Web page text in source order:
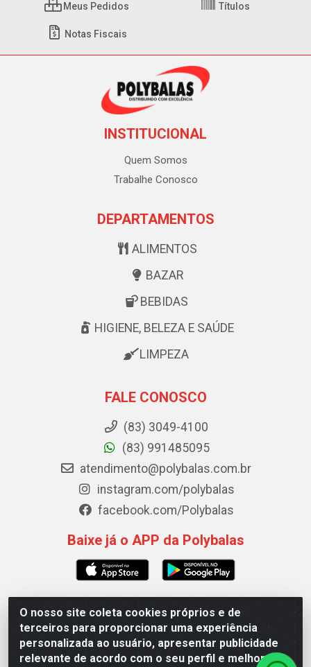
O nosso site coleta cookies próprios e de
terceiros para proporcionar uma experiência
personalizada ao usuário, apresentar publicidade
relevante de acordo com o seu perfil e melhorar a
Meus Pedidos Títulos
Notas Fiscais
INSTITUCIONAL
Quem Somos
Trabalhe Conosco
DEPARTAMENTOS
ALIMENTOS
BAZAR
BEBIDAS
HIGIENE, BELEZA E SAÚDE
LIMPEZA
FALE CONOSCO
(83) 3049-4100
(83) 991485095
atendimento@polybalas.com.br
instagram.com/polybalas
facebook.com/Polybalas
Baixe já o APP da Polybalas
Polybalas - Rua João Miguel de Souza, 173 Galpão B -
Ernesto Geisel, João Pessoa/PB - CEP 58.075-075 - CNPJ
00.909.327/0002-61